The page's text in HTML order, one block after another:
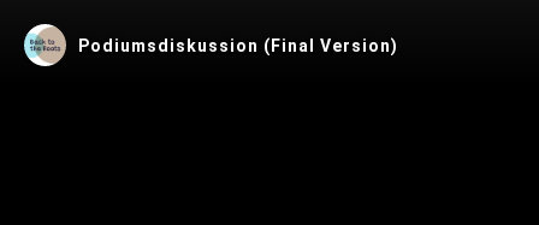
Podiumsdiskussion (Final Version)